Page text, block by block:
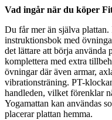
Vad ingår när du köper
Du får mer än själva
instruktionsbok med
det lättare att börja använda
komplettera med extra
övningar där även armar,
vibrationsträning. PT-
handleden, vilket förenklar
Yogamattan kan användas
placerar plattan hemma.